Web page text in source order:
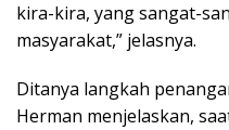
kira-kira, yang sangat-
masyarakat,” jelasnya.
Ditanya langkah
Herman menjelaskan,